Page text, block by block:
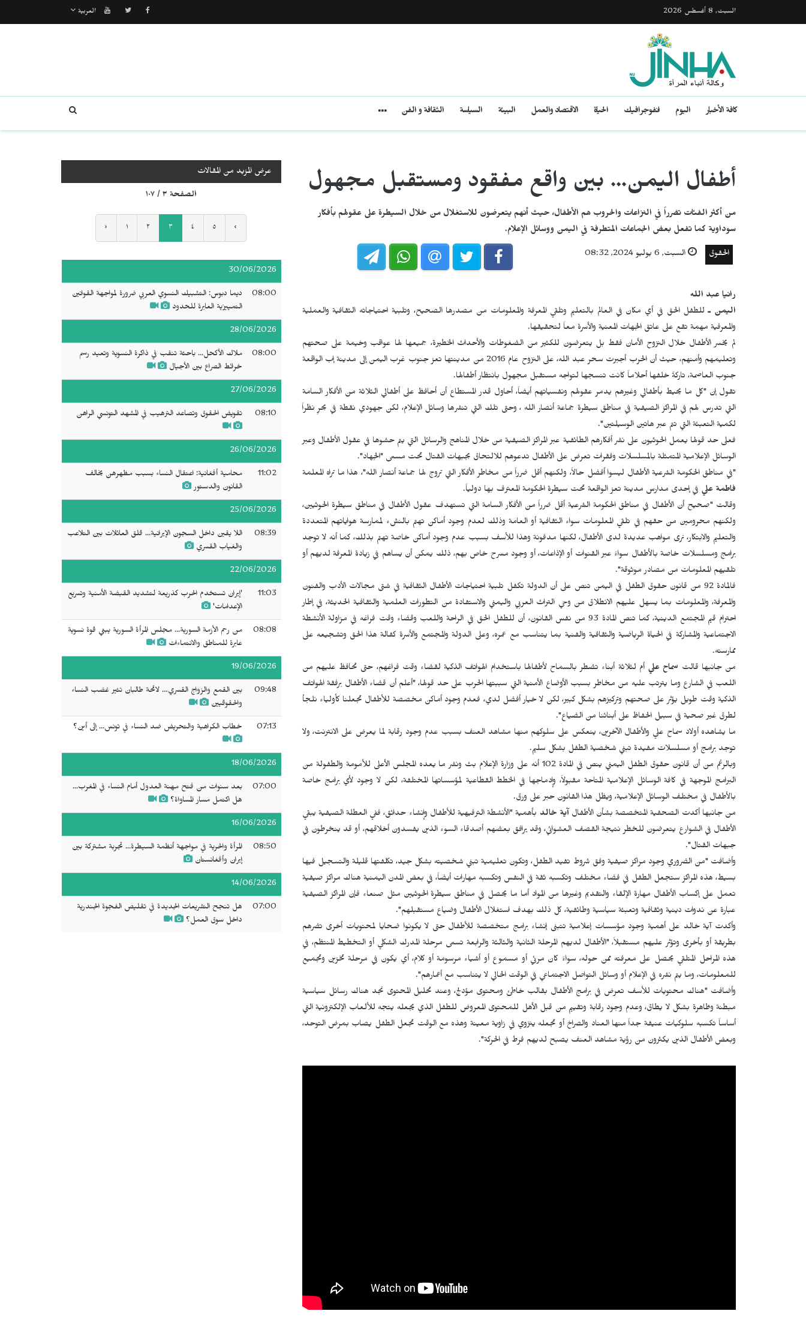
السبت, 8 أغسطس 2026 العربية
كافة الأخبار اليوم انفوجرافيك الحياة الاقتصاد والعمل البيئة السياسة الثقافة و الفن
أطفال اليمن... بين واقع مفقود ومستقبل مجهول
من أكثر الفئات تضرراً في النزاعات والحروب هم الأطفال، حيث أنهم يتعرضون للاستغلال من خلال السيطرة على عقولهم بأفكار
سوداوية كما تفعل بعض الجماعات المتطرفة في اليمن ووسائل الإعلام.
الحقوق السبت, 6 يوليو 2024, 08:32
رانيا عبد الله
اليمن ـللطفل الحق في أي مكان في العالم بالتعليم وتلقي المعرفة والمعلومات من مصدرها الصحيح، وتلبية احتياجاته الثقافية والعملية
والمعرفية مهمة تقع على عاتق الجهات المعنية والأسرة معاً لتحقيقها.
لم يخسر الأطفال خلال النزوح الأمان فقط بل يتعرضون للكثير من الضغوطات والأحداث الخطيرة، جميعها لها عواقب وخيمة على صحتهم
وتعليمهم وأمنهم، حيث أن الحرب أجبرت سحر عبد الله، على النزوح عام 2016 من مدينتها تعز جنوب غرب اليمن إلى مدينة إب الواقعة
جنوب العاصمة، تاركةً خلفها أحلاماً كانت تنسجها لتواجه مستقبل مجهول بانتظار أطفالها.
تقول إن "كل ما يحيط بأطفالي وغيرهم يدمر عقولهم ونفسياتهم أيضاً، أحاول قدر المستطاع أن أحافظ على أطفالي الثلاثة من الأفكار السامة
التي تدرس لهم في المراكز الصيفية في مناطق سيطرة جماعة أنصار الله ، وحتى تلك التي تنشرها وسائل الإعلام، لكن جهودي نقطة في بحرٍ نظراً
لكمية التعبئة التي تتم عبر هاتين الوسيلتين".
فعلى حد قولها يعمل الحوثيون على نشر أفكارهم الطائفية عبر المراكز الصيفية من خلال المناهج والرسائل التي يتم حشوها في عقول الأطفال وعبر
الوسائل الإعلامية المتمثلة بالمسلسلات وفقرات تعرض على الأطفال تدعوهم للالتحاق بجبهات القتال تحت مسمى "الجهاد".
"في مناطق الحكومة الشرعية الأطفال ليسوا أفضل حالاً، ولكنهم أقل ضرراً من مخاطر الأفكار التي تروج لها جماعة أنصار الله"، هذا ما تراه المعلمة
فاطمة علي في إحدى مدارس مدينة تعز الواقعة تحت سيطرة الحكومة المعترف بها دولياً.
وقالت "صحيح أن الأطفال في مناطق الحكومة الشرعية أقل ضرراً من الأفكار السامة التي تستهدف عقول الأطفال في مناطق سيطرة الحوثيين،
ولكنهم محرومين من حقهم في تلقي المعلومات سواء الثقافية أو العامة وذلك لعدم وجود أماكن تهتم بالنشء لممارسة هواياتهم المتعددة
والتعليم والابتكار، نرى مواهب عديدة لدى الأطفال، لكنها مدفونة وهذا للأسف بسبب عدم وجود أماكن خاصة تهتم بذلك، كما أنه لا توجد
برامج ومسلسلات خاصة بالأطفال سواءً عبر القنوات أو الإذاعات، أو وجود مسرح خاص بهم، ذلك يمكن أن يساهم في زيادة المعرفة لديهم أو
تلقيهم المعلومات من مصادر موثوقة".
فالمادة 92 من قانون حقوق الطفل في اليمن تنص على أن الدولة تكفل تلبية احتياجات الأطفال الثقافية في شتى مجالات الأدب والفنون
والمعرفة، والمعلومات بما يسهل عليهم الانطلاق من وحي التراث العربي واليمني والاستفادة من التطورات العلمية والثقافية الحديثة، في إطار
احترام قيم المجتمع الدينية، كما تنص المادة 93 من نفس القانون، أن للطفل الحق في الراحة واللعب وقضاء وقت فراغه في مزاولة الأنشطة
الاجتماعية والمشاركة في الحياة الرياضية والثقافية والفنية بما يتناسب مع عمره، وعلى الدولة والمجتمع والأسرة كفالة هذا الحق وتشجيعه على
ممارسته.
من جانبها قالت سماح علي أم لثلاثة أبناء تضطر بالسماح لأطفالها باستخدام الهواتف الذكية لقضاء وقت فراغهم، حتى تحافظ عليهم من
اللعب في الشارع وما يترتب عليه من مخاطر بسبب الأوضاع الأمنية التي سببتها الحرب على حد قولها، "أعلم أن قضاء الأطفال برفقة الهواتف
الذكية وقت طويل يؤثر على صحتهم وتركيزهم بشكل كبير، لكن لا خيار أفضل لدي، فعدم وجود أماكن مخصصة للأطفال تجعلنا كأولياء نلجأ
لطرق غير صحية في سبيل الحفاظ على أبنائنا من الضياع".
ما يشاهده أولاد سماح علي والأطفال الآخرين، ينعكس على سلوكهم منها مشاهد العنف بسبب عدم وجود رقابة لما يعرض على الانترنت، ولا
توجد برامج أو مسلسلات مفيدة تبني شخصية الطفل بشكل سليم.
وبالرغم من أن قانون حقوق الطفل اليمني ينص في المادة 102 أنه على وزارة الإعلام بث ونشر ما يعده المجلس الأعلى للأمومة والطفولة من
البرامج الموجهة في كافة الوسائل الإعلامية المتاحة مقبولاً، وإدماجها في الخطط القطاعية لمؤسساتها المختلفة، لكن لا وجود لأي برامج خاصة
بالأطفال في مختلف الوسائل الإعلامية، ويظل هذا القانون حبر على ورق.
من جانبها أكدت الصحفية المتخصصة بشأن الأطفال آية خالد بأهمية "الأنشطة الترفيهية للأطفال وإنشاء حدائق، ففي العطلة الصيفية يبقي
الأطفال في الشوارع يتعرضون للخطر نتيجة القصف العشوائي، وقد يرافق بعضهم أصدقاء السوء الذين يفسدون أخلاقهم، أو قد ينخرطون في
جبهات القتال".
وأضافت "من الضروري وجود مراكز صيفية وفق شروط تفيد الطفل، وتكون تعليمية تبني شخصيته بشكل جيد، تكلفتها قليلة والتسجيل فيها
بسيط، هذه المراكز ستجعل الطفل في فضاء مختلف وتكسبه ثقة في النفس وتكسبه مهارات أيضاً، في بعض المدن اليمنية هناك مراكز صيفية
تعمل على إكساب الأطفال مهارة الإلقاء والتقديم وغيرها من المواد أما ما يحصل في مناطق سيطرة الحوثيين مثل صنعاء فإن المراكز الصيفية
عبارة عن ندوات دينية وثقافية وتعبئة سياسية وطائفية، كل ذلك بهدف استغلال الأطفال وضياع مستقبلهم".
وأكدت آية خالد على أهمية وجود مؤسسات إعلامية تتبنى إنشاء برامج متخصصة للأطفال حتى لا يكونوا ضحايا لمحتويات أخرى تضرهم
بطريقة أو بأخرى وتؤثر عليهم مستقبلاً، "الأطفال لديهم المرحلة الثانية والثالثة والرابعة تسمى مرحلة المدرك الشكلي أو التخطيط المنتظم، في
هذه المراحل المتلقي يحصل على معرفته ممن حوله، سواءً كان مرئي أو مسموع أو أشياء مرسومة أو كلام، أي يكون في مرحلة تخزين وتجميع
للمعلومات، وما يتم نشره في الإعلام أو وسائل التواصل الاجتماعي في الوقت الحالي لا يتناسب مع أعمارهم".
وأضافت "هناك محتويات للأسف تعرض في برامج الأطفال بقالب خاطئ ومحتوى مؤدلج، وعند تحليل المحتوى نجد هناك رسائل سياسية
مبطنة وظاهرة بشكل لا يطاق، وعدم وجود رقابة وتقييم من قبل الأهل للمحتوى المعروض للطفل الذي يجعله يتجه للألعاب الإلكترونية التي
أساساً تكسبه سلوكيات عنيفة جداً منها العناد والصراخ أو تجعله ينزوي في زاوية معينة وهذه مع الوقت تجعل الطفل يصاب بمرض التوحد،
وبعض الأطفال الذين يكثرون من رؤية مشاهد العنف يصبح لديهم فرط في الحركة".
عرض المزيد من المقالات
الصفحة ٣ / ١٠٧
‹ ١ ٢ ٣ ٤ ٥ ›
30/06/2026
08:00
ديما دبوس: التشبيك النسوي العربي ضرورة لمواجهة القوانين
التمييزية العابرة للحدود
28/06/2026
08:00
ملاك الأكحل... باحثة تنقب في ذاكرة النسوية وتعيد رسم
خرائط الصراع بين الأجيال
27/06/2026
08:10 تقويض الحقوق وتصاعد الترهيب في المشهد التونسي الراهن
26/06/2026
11:02
محامية أفغانية: اعتقال النساء بسبب مظهرهن يخالف
القانون والدستور
25/06/2026
08:39
اللا يقين داخل السجون الإيرانية... قلق العائلات بين التلاعب
والغياب القسري
22/06/2026
11:03
'إيران تستخدم الحرب كذريعة لتشديد القبضة الأمنية وتسريع
الإعدامات'
08:08
من رحم الأزمة السورية... مجلس المرأة السورية يبني قوة نسوية
عابرة للمناطق والانتماءات
19/06/2026
09:48
بين القمع والزواج القسري… لائحة طالبان تثير غضب النساء
والحقوقيين
07:13 خطاب الكراهية والتحريض ضد النساء في تونس... إلى أين؟
18/06/2026
07:00
بعد سنوات من فتح مهنة العدول أمام النساء في المغرب...
هل اكتمل مسار المساواة؟
16/06/2026
08:50
المرأة والحرية في مواجهة أنظمة السيطرة... تجربة مشتركة بين
إيران وأفغانستان
14/06/2026
07:00
هل تنجح التشريعات الجديدة في تقليص الفجوة الجندرية
داخل سوق العمل؟